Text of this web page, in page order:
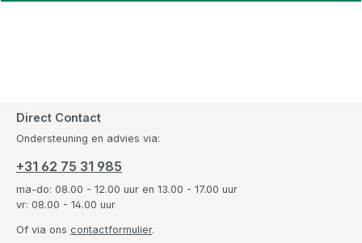
Direct Contact
Ondersteuning en advies via:
+31 62 75 31 985
ma-do: 08.00 - 12.00 uur en 13.00 - 17.00 uur
vr: 08.00 - 14.00 uur
Of via ons contactformulier.